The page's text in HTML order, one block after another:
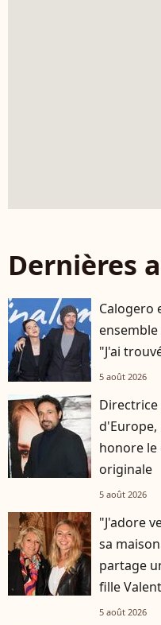
Dernières
Calogero
"J'ai
5 août 2026
Directrice
d'Europe,
honore le
originale
5 août 2026
"J'adore
sa
partage
fille
5 août 2026